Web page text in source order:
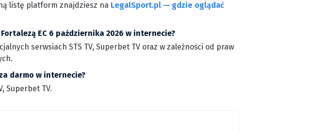
listę platform znajdziesz na LegalSport.pl — gdzie oglądać
EC 6 października 2026 w internecie?
serwsiach STS TV, Superbet TV oraz w zależności od praw
darmo w internecie?
Superbet TV.